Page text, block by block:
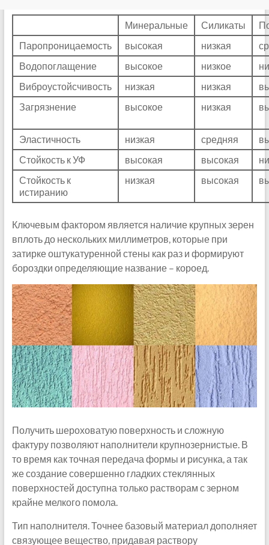
Минеральные Силикаты
Паропроницаемость
высокая низкая
Водопоглащение
высокое низкое
Виброустойсчивость
низкая низкая
Загрязнение
высокое низкая
Эластичность низкая средняя
Стойкость к УФ
высокая высокая
Стойкость к
истиранию
низкая высокая
Ключевым фактором является наличие крупных зерен
вплоть до нескольких миллиметров, которые при
затирке оштукатуренной стены как раз и формируют
бороздки определяющие название – короед.
Получить шероховатую поверхность и сложную
фактуру позволяют наполнители крупнозернистые. В
то время как точная передача формы и рисунка, а так
же создание совершенно гладких стеклянных
поверхностей доступна только растворам с зерном
крайне мелкого помола.
Тип наполнителя. Точнее базовый материал дополняет
связующее вещество, придавая раствору